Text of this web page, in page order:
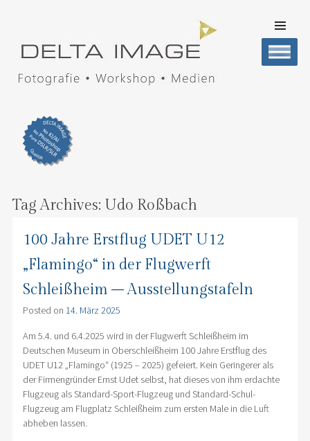
CONTENT
Tag Archives: Udo Roßbach
100 Jahre Erstflug UDET U12
„Flamingo“ in der Flugwerft
Schleißheim – Ausstellungstafeln
Posted on 14. März 2025
Am 5.4. und 6.4.2025 wird in der Flugwerft Schleißheim im
Deutschen Museum in Oberschleißheim 100 Jahre Erstflug des
UDET U12 „Flamingo“ (1925 – 2025) gefeiert. Kein Geringerer als
der Firmengründer Ernst Udet selbst, hat dieses von ihm erdachte
Flugzeug als Standard-Sport-Flugzeug und Standard-Schul-
Flugzeug am Flugplatz Schleißheim zum ersten Male in die Luft
abheben lassen.